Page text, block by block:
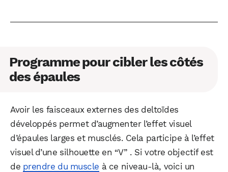
Programme pour cibler les côtés
des épaules
Avoir les faisceaux externes des deltoïdes
développés permet d’augmenter l’effet visuel
d’épaules larges et musclés. Cela participe à l’effet
visuel d’une silhouette en “V” . Si votre objectif est
de prendre du muscle à ce niveau-là, voici un